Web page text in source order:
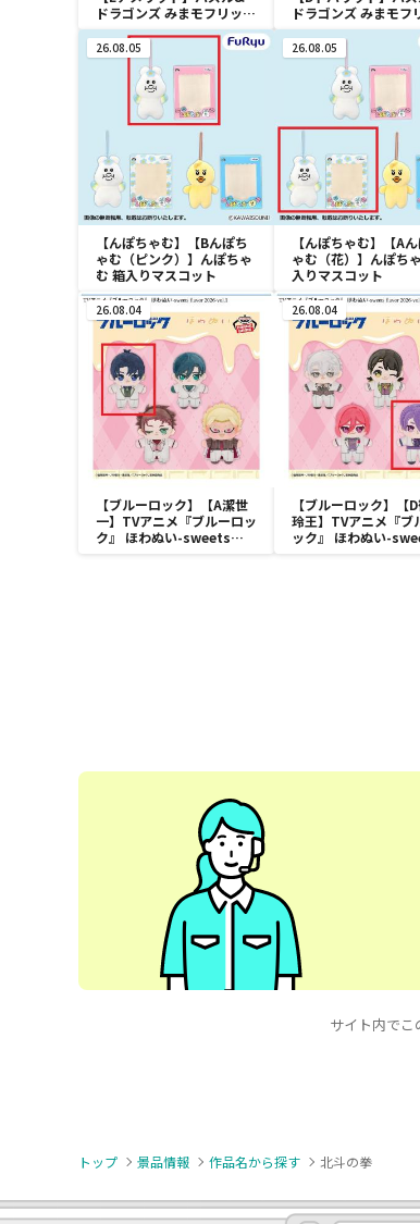
ドラゴンズ みまモフリット
マスコット
ドラゴンズ みまモフ
マスコット
26.08.05
【んぽちゃむ】【Bんぽち
ゃむ（ピンク）】んぽちゃ
む 箱入りマスコット
26.08.05
【んぽちゃむ】【A
ゃむ（花）】んぽち
入りマスコット
26.08.04
【ブルーロック】【A潔世
一】TVアニメ『ブルーロッ
ク』 ほわぬい-sweets
26.08.04
【ブルーロック】【
玲王】TVアニメ『ブ
ック』 ほわぬい-
サイト内で
トップ 景品情報 作品名から探す 北斗の拳